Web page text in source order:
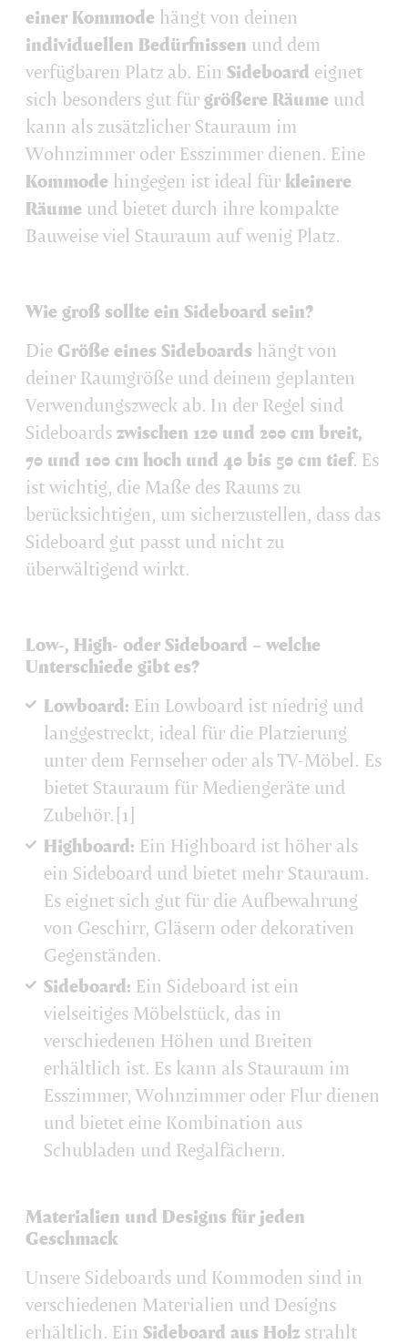
einer Kommode hängt von deinen
individuellen Bedürfnissen und dem
verfügbaren Platz ab. Ein Sideboard eignet
sich besonders gut für größere Räume und
kann als zusätzlicher Stauraum im
Wohnzimmer oder Esszimmer dienen. Eine
Kommode hingegen ist ideal für kleinere
Räume und bietet durch ihre kompakte
Bauweise viel Stauraum auf wenig Platz.
Wie groß sollte ein Sideboard sein?
Die Größe eines Sideboards hängt von
deiner Raumgröße und deinem geplanten
Verwendungszweck ab. In der Regel sind
Sideboards zwischen 120 und 200 cm breit,
70 und 100 cm hoch und 40 bis 50 cm tief. Es
ist wichtig, die Maße des Raums zu
berücksichtigen, um sicherzustellen, dass das
Sideboard gut passt und nicht zu
überwältigend wirkt.
Low-, High- oder Sideboard – welche
Unterschiede gibt es?
Lowboard: Ein Lowboard ist niedrig und
langgestreckt, ideal für die Platzierung
unter dem Fernseher oder als TV-Möbel. Es
bietet Stauraum für Mediengeräte und
Zubehör.[1]
Highboard: Ein Highboard ist höher als
ein Sideboard und bietet mehr Stauraum.
Es eignet sich gut für die Aufbewahrung
von Geschirr, Gläsern oder dekorativen
Gegenständen.
Sideboard: Ein Sideboard ist ein
vielseitiges Möbelstück, das in
verschiedenen Höhen und Breiten
erhältlich ist. Es kann als Stauraum im
Esszimmer, Wohnzimmer oder Flur dienen
und bietet eine Kombination aus
Schubladen und Regalfächern.
Materialien und Designs für jeden
Geschmack
Unsere Sideboards und Kommoden sind in
verschiedenen Materialien und Designs
erhältlich. Ein Sideboard aus Holzstrahlt